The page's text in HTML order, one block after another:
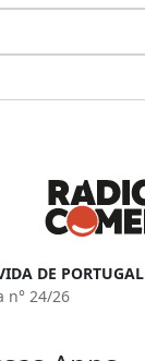
DE PORTUGAL
n° 24/26